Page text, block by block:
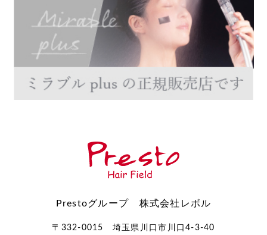
Prestoグループ 株式会社レボル
〒332-0015 埼玉県川口市川口4-3-40